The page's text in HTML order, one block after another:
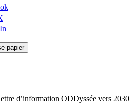
papier
d’information ODDyssée vers 2030